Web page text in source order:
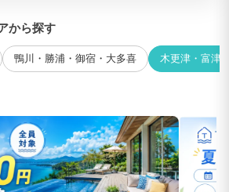
から探す
鴨川・勝浦・御宿・大多喜 木更津・富津